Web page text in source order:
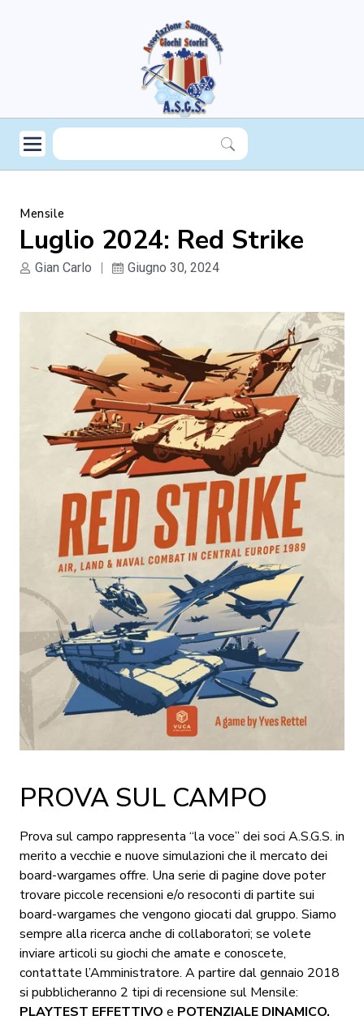
Mensile
Luglio 2024: Red Strike
Gian Carlo Giugno 30, 2024
PROVA SUL CAMPO
Prova sul campo rappresenta “la voce” dei soci A.S.G.S. in
merito a vecchie e nuove simulazioni che il mercato dei
board-wargames offre. Una serie di pagine dove poter
trovare piccole recensioni e/o resoconti di partite sui
board-wargames che vengono giocati dal gruppo. Siamo
sempre alla ricerca anche di collaboratori; se volete
inviare articoli su giochi che amate e conoscete,
contattate l’Amministratore. A partire dal gennaio 2018
si pubblicheranno 2 tipi di recensione sul Mensile:
PLAYTEST EFFETTIVO e POTENZIALE DINAMICO.